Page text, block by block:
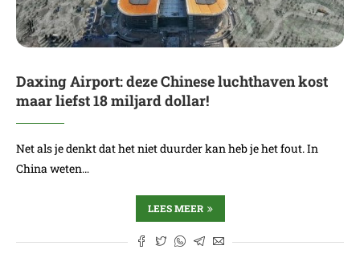
Daxing Airport: deze Chinese luchthaven kost
maar liefst 18 miljard dollar!
Net als je denkt dat het niet duurder kan heb je het fout. In
China weten…
LEES MEER